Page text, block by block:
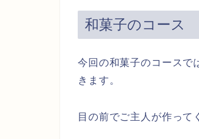
和菓子のコース
今回の和菓子のコースで
きます。
目の前でご主人が作って